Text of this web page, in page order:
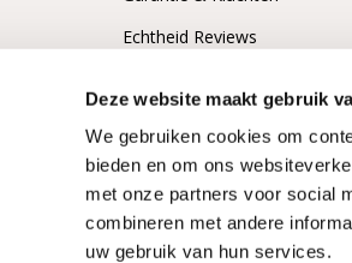
Deze website maakt gebruik
We gebruiken cookies om
bieden en om ons
met onze partners voor social
combineren met andere
uw gebruik van hun services.
Echtheid Reviews